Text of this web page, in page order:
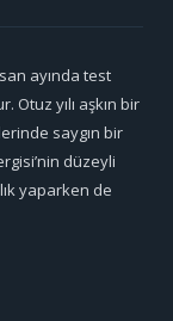
ayında test
Otuz yılı aşkın bir
saygın bir
düzeyli
yaparken de